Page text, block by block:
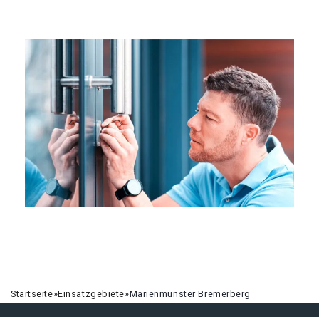
Startseite»Einsatzgebiete»Marienmünster Bremerberg